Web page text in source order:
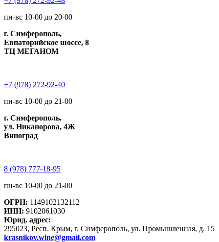
пн-вс 10-00 до 20-00
г. Симферополь,
Евпаторийское шоссе, 8
ТЦ МЕГАНОМ
+7 (978) 272-92-40
пн-вс 10-00 до 21-00
г. Симферополь,
ул. Никанорова, 4Ж
Виноград
8 (978) 777-18-95
пн-вс 10-00 до 21-00
ОГРН: 1149102132112
ИНН: 9102061030
Юрид. адрес:
295023, Респ. Крым, г. Симферополь, ул. Промышленная, д. 15
krasnikov.wine@gmail.com